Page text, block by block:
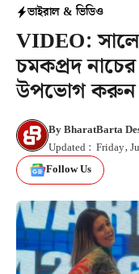
ভাইরাল & ভিডিও
VIDEO:
চমকপ্রদ
উপভোগ করুন
ByBharatBarta
Updated : Friday,
Follow Us